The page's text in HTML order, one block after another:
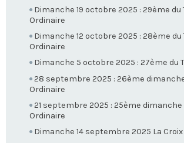
Dimanche 19 octobre 2025 : 29ème du
Ordinaire
Dimanche 12 octobre 2025 : 28ème du
Ordinaire
Dimanche 5 octobre 2025 : 27ème du
28 septembre 2025 : 26ème
Ordinaire
21 septembre 2025 : 25ème dimanche
Ordinaire
Dimanche 14 septembre 2025 La